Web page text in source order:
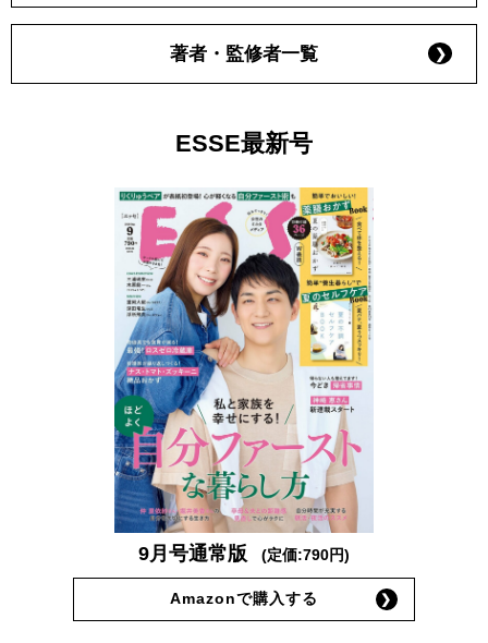
著者・監修者一覧
ESSE最新号
9月号通常版 (定価:790円)
Amazonで購入する